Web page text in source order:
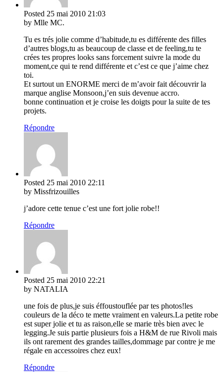
Posted 25 mai 2010 21:03
by Mlle MC.
Tu es trés jolie comme d’habitude,tu es différente des filles
d’autres blogs,tu as beaucoup de classe et de feeling,tu te
crées tes propres looks sans forcement suivre la mode du
moment,ce qui te rend différente et c’est ce que j’aime chez
toi.
Et surtout un ENORME merci de m’avoir fait découvrir la
marque anglise Monsoon,j’en suis devenue accro.
bonne continuation et je croise les doigts pour la suite de tes
projets.
Répondre
Posted 25 mai 2010 22:11
by Missfrizouilles
j’adore cette tenue c’est une fort jolie robe!!
Répondre
Posted 25 mai 2010 22:21
by NATALIA
une fois de plus,je suis éffoustouflée par tes photos!les
couleurs de la déco te mette vraiment en valeurs.La petite robe
est super jolie et tu as raison,elle se marie très bien avec le
legging.Je suis partie plusieurs fois a H&M de rue Rivoli mais
ils ont rarement des grandes tailles,dommage par contre je me
régale en accessoires chez eux!
Répondre